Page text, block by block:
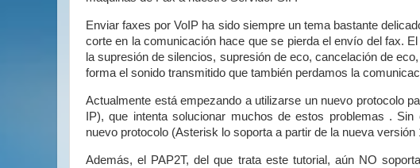
Enviar faxes por VoIP ha sido siempre un tema bastante
corte en la comunicación hace que se pierda el envío del fax.
la supresión de silencios, supresión de eco, cancelación de
forma el sonido transmitido que también perdamos la
Actualmente está empezando a utilizarse un nuevo protocolo
IP), que intenta solucionar muchos de estos problemas .
nuevo protocolo (Asterisk lo soporta a partir de la nueva versión
Además, el PAP2T, del que trata este tutorial, aún NO